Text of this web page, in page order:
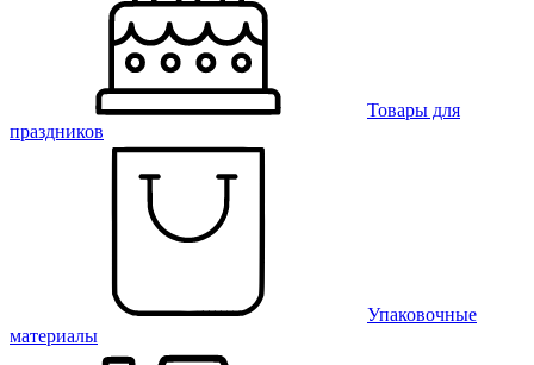
Товары для
праздников
Упаковочные
материалы